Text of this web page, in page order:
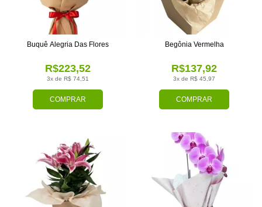
COMPRAR
3x de R$ 74,51
R$223,52
Buquê Alegria Das Flores
COMPRAR
3x de R$ 45,97
R$137,92
Begônia Vermelha